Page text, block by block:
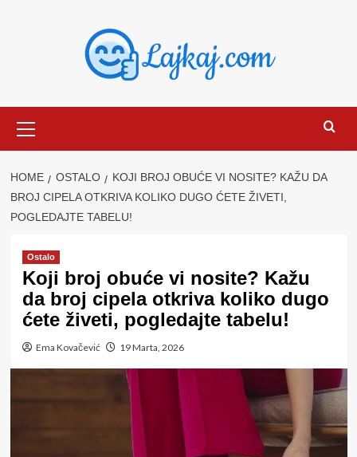
Menu
HOME OSTALO
KOJI BROJ OBUĆE VI NOSITE? KAŽU DA
BROJ CIPELA OTKRIVA KOLIKO DUGO ĆETE ŽIVETI,
POGLEDAJTE TABELU!
Ostalo
Koji broj obuće vi nosite? Kažu
da broj cipela otkriva koliko dugo
ćete živeti, pogledajte tabelu!
Ema Kovačević 19 Marta, 2026